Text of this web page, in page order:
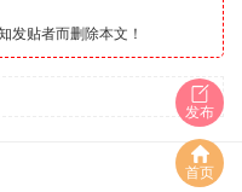
发贴者而删除本文！
发布
首页